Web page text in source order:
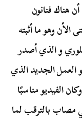
هناك فنانون
وهو ما أثبته
و الذي أصدر
الجديد الذي
الفيديو مناسبًا
مصاب بالترقب لما